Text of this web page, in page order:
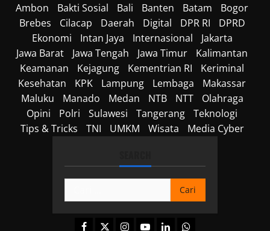
Ambon
Bakti Sosial Bali Banten Batam
Bogor
Brebes
Cilacap Daerah Digital DPR RI
DPRD
Ekonomi
Intan Jaya Internasional
Jakarta
Jawa Barat
Jawa Tengah Jawa Timur
Kalimantan
Keamanan
Kejagung Kementrian RI
Keriminal
Kesehatan
KPK Lampung Lembaga
Makassar
Maluku
Manado Medan NTB NTT
Olahraga
Opini
Polri Sulawesi Tangerang
Teknologi
Tips & Tricks
TNI UMKM Wisata Media Cyber
untuk:
Facebook
TwitterInstagram
YoutubeLinkedinWhatsapp